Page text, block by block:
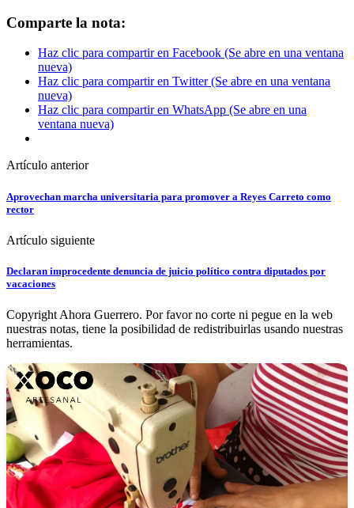
Comparte la nota:
Haz clic para compartir en Facebook (Se abre en una ventana
nueva)
Haz clic para compartir en Twitter (Se abre en una ventana
nueva)
Haz clic para compartir en WhatsApp (Se abre en una
ventana nueva)
Artículo anterior
Aprovechan marcha universitaria para promover a Reyes Carreto como
rector
Artículo siguiente
Declaran improcedente denuncia de juicio político contra diputados por
vacaciones
Copyright Ahora Guerrero. Por favor no corte ni pegue en la web
nuestras notas, tiene la posibilidad de redistribuirlas usando nuestras
herramientas.